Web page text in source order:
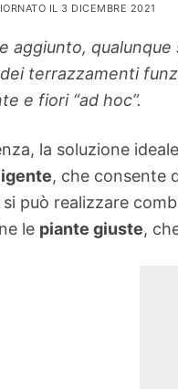
IL 3 DICEMBRE 2021
aggiunto,
terrazzamenti
e fiori “ad hoc”.
la soluzione
, che consente
può realizzare
le piante giuste,